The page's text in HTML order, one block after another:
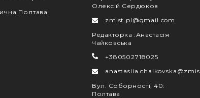
Полтава
Олексій Сердюков
zmist.pl@gmail.com
Редакторка :Анастасія
Чайковська
+380502718025
Вул. Соборності, 40:
Полтава